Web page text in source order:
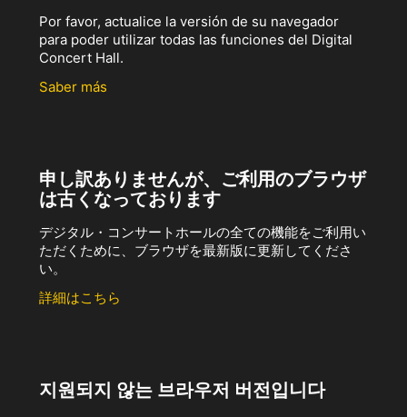
Por favor, actualice la versión de su navegador
para poder utilizar todas las funciones del Digital
Concert Hall.
Saber más
申し訳ありませんが、ご利用のブラウザ
は古くなっております
デジタル・コンサートホールの全ての機能をご利用い
ただくために、ブラウザを最新版に更新してくださ
い。
詳細はこちら
지원되지 않는 브라우저 버전입니다